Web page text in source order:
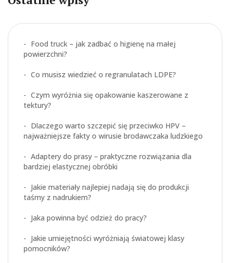
Food truck – jak zadbać o higienę na małej
powierzchni?
Co musisz wiedzieć o regranulatach LDPE?
Czym wyróżnia się opakowanie kaszerowane z
tektury?
Dlaczego warto szczepić się przeciwko HPV –
najważniejsze fakty o wirusie brodawczaka ludzkiego
Adaptery do prasy – praktyczne rozwiązania dla
bardziej elastycznej obróbki
Jakie materiały najlepiej nadają się do produkcji
taśmy z nadrukiem?
Jaka powinna być odzież do pracy?
Jakie umiejętności wyróżniają światowej klasy
pomocników?